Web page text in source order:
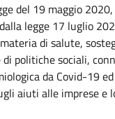
del 19 maggio
legge 17 luglio
di salute,
politiche sociali,
da Covid-19
aiuti alle imprese e